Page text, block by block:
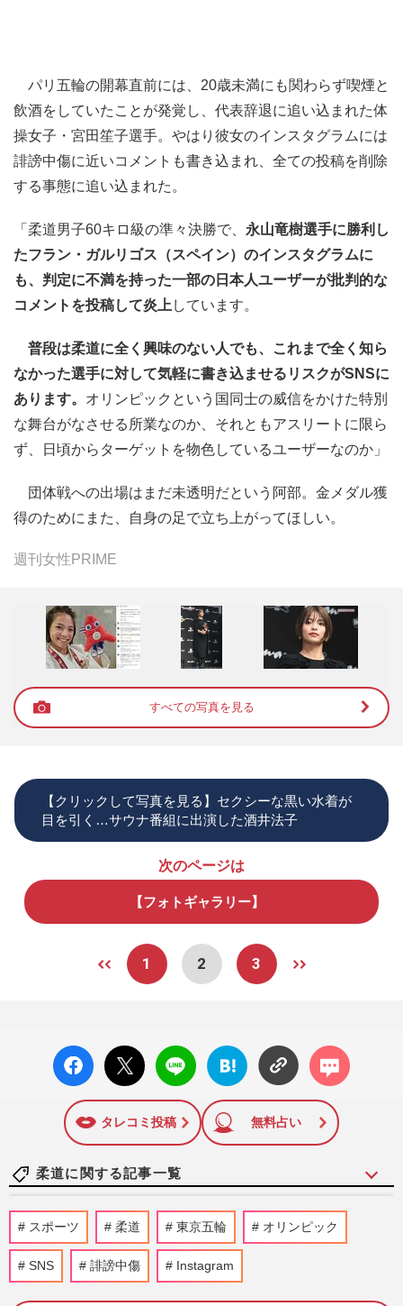
パリ五輪の開幕直前には、20歳未満にも関わらず喫煙と
飲酒をしていたことが発覚し、代表辞退に追い込まれた体
操女子・宮田笙子選手。やはり彼女のインスタグラムには
誹謗中傷に近いコメントも書き込まれ、全ての投稿を削除
する事態に追い込まれた。
「柔道男子60キロ級の準々決勝で、 永山竜樹選手に勝利し
たフラン・ガルリゴス（スペイン）のインスタグラムに
も、判定に不満を持った一部の日本人ユーザーが批判的な
コメントを投稿して炎上 しています。
普段は柔道に全く興味のない人でも、これまで全く知ら
なかった選手に対して気軽に書き込ませるリスクがSNSに
あります。 オリンピックという国同士の威信をかけた特別
な舞台がなさせる所業なのか、それともアスリートに限ら
ず、日頃からターゲットを物色しているユーザーなのか」
団体戦への出場はまだ未透明だという阿部。金メダル獲
得のためにまた、自身の足で立ち上がってほしい。
週刊女性PRIME
すべての写真を見る
【クリックして写真を見る】セクシーな黒い水着が
目を引く…サウナ番組に出演した酒井法子
次のページは
【フォトギャラリー】
1 2 3
facebo
ok い
X ポス
ト
LINE
はてな
ブック
に追加
コメン
ト
タレコミ投稿 無料占い
柔道に関する記事一覧
阿部一二三、グラドル・橋本莉菜と破局報
道に「別れてよかった」冷めた声の背景
に“下ネタコール”の破天荒…
週刊女性PRIME
スポーツ 柔道 東京五輪 オリンピック
SNS 誹謗中傷 Instagram